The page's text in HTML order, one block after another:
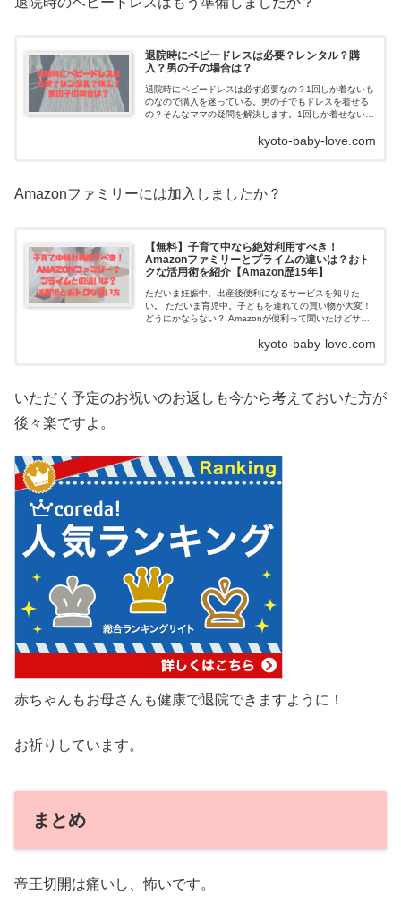
退院時にベビードレスは必要？レンタル？購
入？男の子の場合は？
退院時にベビードレスは必ず必要なの？1回しか着ないも
のなので購入を迷っている。男の子でもドレスを着せる
の？そんなママの疑問を解決します。1回しか着せないな
kyoto-baby-love.com
Amazonファミリーには加入しましたか？
【無料】子育て中なら絶対利用すべき！
Amazonファミリーとプライムの違いは？おト
クな活用術を紹介【Amazon歴15年】
ただいま妊娠中。出産後便利になるサービスを知りた
い。 ただいま育児中。子どもを連れての買い物が大変！
どうにかならない？ Amazonが便利って聞いたけどサー
kyoto-baby-love.com
いただく予定のお祝いのお返しも今から考えておいた方が
後々楽ですよ。
赤ちゃんもお母さんも健康で退院できますように！
お祈りしています。
まとめ
帝王切開は痛いし、怖いです。